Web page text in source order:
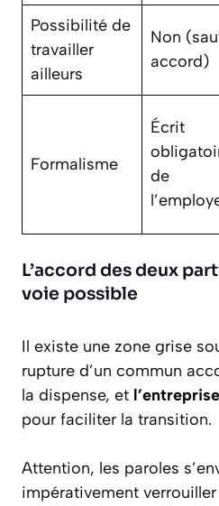
Possibilité de
travailler
ailleurs
Non
accord)
Formalisme
Écrit
de
L’accord des deux
voie possible
Il existe une zone grise
rupture d’un commun
la dispense, et
pour faciliter la transition.
Attention, les paroles
impérativement